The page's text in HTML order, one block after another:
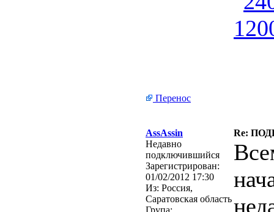
Перенос
AssAssin
Re:
Недавно
подключившийся
Зарегистрирован:
01/02/2012 17:30
Из: Россия,
Саратовская область
Група: